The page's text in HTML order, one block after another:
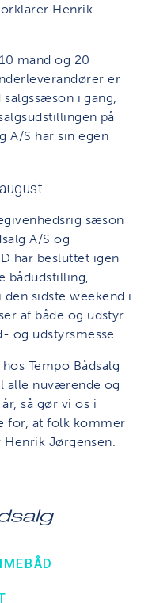
Henrik
mand og 20
er
i gang,
på
A/S har sin egen
sæson
A/S og
har besluttet igen
bådudstilling,
sidste weekend i
af både og udstyr
og udstyrsmesse.
Tempo Bådsalg
alle nuværende og
så gør vi os i
for, at folk kommer
Henrik Jørgensen.